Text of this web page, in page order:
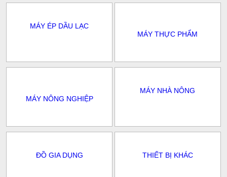
MÁY ÉP DẦU LẠC
MÁY THỰC PHẨM
MÁY NÔNG NGHIỆP
MÁY NHÀ NÔNG
ĐỒ GIA DỤNG THIẾT BỊ KHÁC